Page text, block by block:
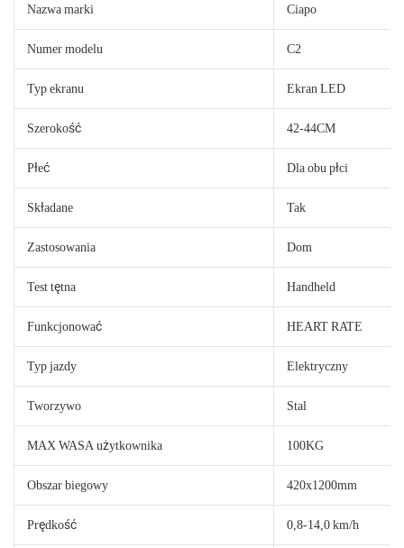
Nazwa marki Ciapo
Numer modelu C2
Typ ekranu Ekran LED
Szerokość 42-44CM
Płeć Dla obu płci
Składane Tak
Zastosowania Dom
Test tętna Handheld
Funkcjonować HEART RATE
Typ jazdy Elektryczny
Tworzywo Stal
MAX WASA użytkownika 100KG
Obszar biegowy 420x1200mm
Prędkość 0,8-14,0 km/h